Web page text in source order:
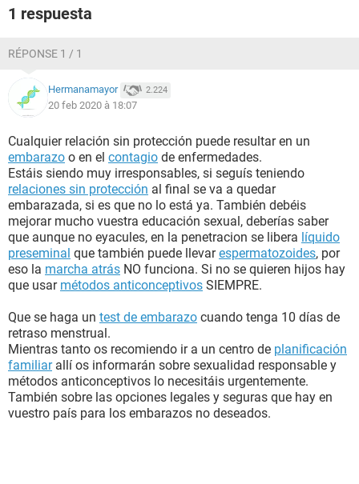
1 respuesta
RÉPONSE 1 / 1
Hermanamayor 2.224
20 feb 2020 à 18:07
Cualquier relación sin protección puede resultar en un
embarazo o en el contagio de enfermedades.
Estáis siendo muy irresponsables, si seguís teniendo
relaciones sin protección al final se va a quedar
embarazada, si es que no lo está ya. También debéis
mejorar mucho vuestra educación sexual, deberías saber
que aunque no eyacules, en la penetracion se libera líquido
preseminal que también puede llevarespermatozoides, por
eso la marcha atrás NO funciona. Si no se quieren hijos hay
que usar métodos anticonceptivos SIEMPRE.
Que se haga un test de embarazo cuando tenga 10 días de
retraso menstrual.
Mientras tanto os recomiendo ir a un centro de planificación
familiarallí os informarán sobre sexualidad responsable y
métodos anticonceptivos lo necesitáis urgentemente.
También sobre las opciones legales y seguras que hay en
vuestro país para los embarazos no deseados.